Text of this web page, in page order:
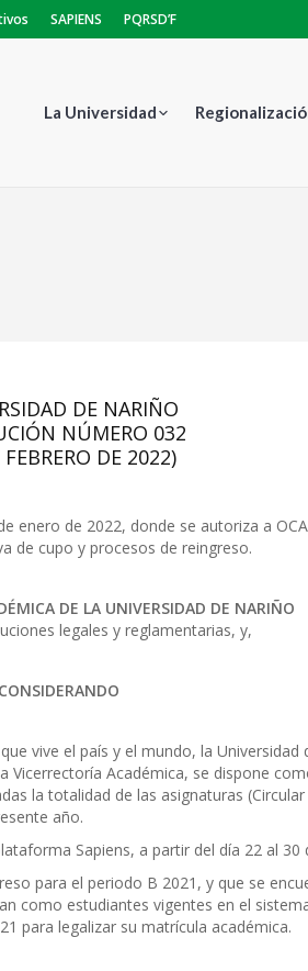
SAPIENS PQRSD’F
La Universidad
DE NARIÑO
NÚMERO 032
DE 2022)
enero de 2022, donde se autoriza a
de cupo y procesos de reingreso.
DE LA UNIVERSIDAD DE NARIÑO
legales y reglamentarias, y,
CONSIDERANDO
vive el país y el mundo, la Universidad
Vicerrectoría Académica, se dispone
la totalidad de las asignaturas
año.
Sapiens, a partir del día 22 al 30
para el periodo B 2021, y que se
como estudiantes vigentes en el
para legalizar su matrícula académica.